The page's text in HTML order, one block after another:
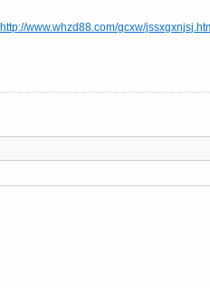
http://www.whzd88.com/gcxw/